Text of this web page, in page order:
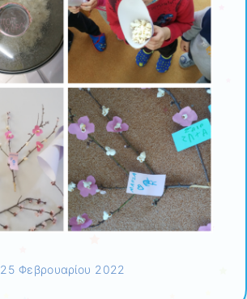
25 Φεβρουαρίου 2022